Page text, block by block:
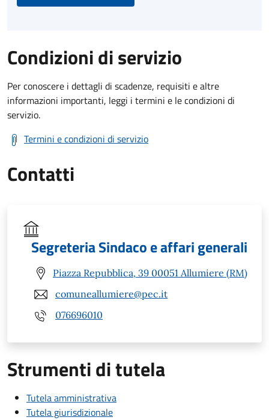
Condizioni di servizio
Per conoscere i dettagli di scadenze, requisiti e altre
informazioni importanti, leggi i termini e le condizioni di
servizio.
Termini e condizioni di servizio
Contatti
Segreteria Sindaco e affari generali
Piazza Repubblica, 39 00051 Allumiere (RM)
comuneallumiere@pec.it
076696010
Strumenti di tutela
Tutela amministrativa
Tutela giurisdizionale